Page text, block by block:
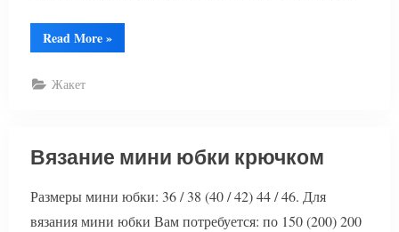
Read More“Вязание
жакета
»
Жакет
Вязание мини юбки крючком
Размеры мини юбки: 36 / 38 (40 / 42) 44 / 46. Для
вязания мини юбки Вам потребуется: по 150 (200) 200